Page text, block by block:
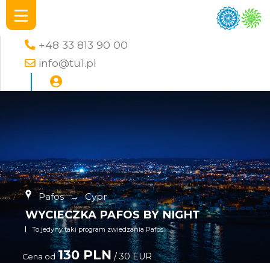
+48 33 813 90 00
info@tu1.pl
Pafos → Cypr
WYCIECZKA PAFOS BY NIGHT
To jedyny taki program zwiedzania Pafos
Cena od 130 PLN / 30 EUR